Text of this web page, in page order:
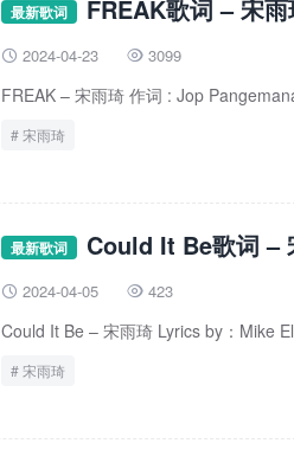
最新歌词 FREAK歌词 – 宋
 2024-04-23  3099
FREAK – 宋雨琦 作词 : Jop
宋雨琦
最新歌词 Could It Be歌词 –
 2024-04-05  423
Could It Be – 宋雨琦 Lyrics by：Mike
宋雨琦